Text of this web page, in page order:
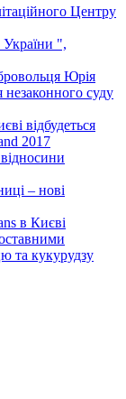
Центру
",
Юрія
суду
відбудеться
2017
– нові
в Києві
та кукурудзу